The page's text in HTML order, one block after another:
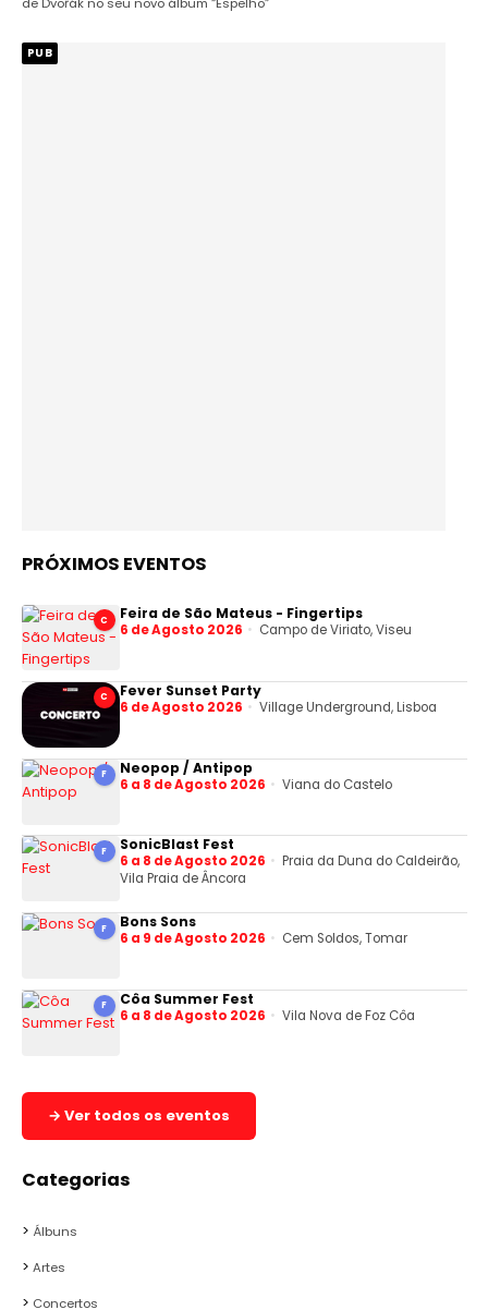
PUB
PRÓXIMOS EVENTOS
C Feira de São Mateus - Fingertips
6 de Agosto 2026 Campo de Viriato, Viseu
C Fever Sunset Party
6 de Agosto 2026 Village Underground, Lisboa
F Neopop / Antipop
6 a 8 de Agosto 2026 Viana do Castelo
F SonicBlast Fest
6 a 8 de Agosto 2026
Praia da Duna do Caldeirão,
Vila Praia de Âncora
F Bons Sons
6 a 9 de Agosto 2026 Cem Soldos, Tomar
F Côa Summer Fest
6 a 8 de Agosto 2026 Vila Nova de Foz Côa
→ Ver todos os eventos
Categorias
Álbuns
Artes
Concertos